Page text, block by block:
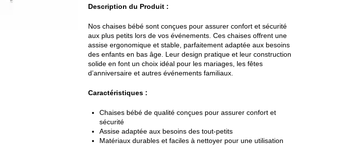
Description du Produit :
Nos chaises bébé sont conçues pour assurer confort et sécurité
aux plus petits lors de vos événements. Ces chaises offrent une
assise ergonomique et stable, parfaitement adaptée aux besoins
des enfants en bas âge. Leur design pratique et leur construction
solide en font un choix idéal pour les mariages, les fêtes
d’anniversaire et autres événements familiaux.
Caractéristiques :
Chaises bébé de qualité conçues pour assurer confort et
sécurité
Assise adaptée aux besoins des tout-petits
Matériaux durables et faciles à nettoyer pour une utilisation